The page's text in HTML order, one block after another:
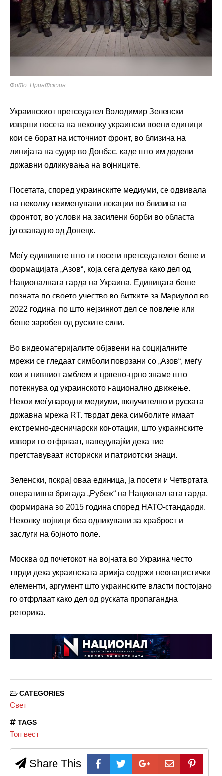
Фото: Принтскрин
Украинскиот претседател Володимир Зеленски
изврши посета на неколку украински воени единици
кои се борат на источниот фронт, во близина на
линијата на судир во Донбас, каде што им додели
државни одликувања на војниците.
Посетата, според украинските медиуми, се одвивала
на неколку неименувани локации во близина на
фронтот, во услови на засилени борби во областа
југозападно од Донецк.
Меѓу единиците што ги посети претседателот беше и
формацијата „Азов“, која сега делува како дел од
Националната гарда на Украина. Единицата беше
позната по своето учество во битките за Мариупол во
2022 година, по што нејзиниот дел се повлече или
беше заробен од руските сили.
Во видеоматеријалите објавени на социјалните
мрежи се гледаат симболи поврзани со „Азов“, меѓу
кои и нивниот амблем и црвено-црно знаме што
потекнува од украинското национално движење.
Некои меѓународни медиуми, вклучително и руската
државна мрежа RT, тврдат дека симболите имаат
екстремно-десничарски конотации, што украинските
извори го отфрлаат, наведувајќи дека тие
претставуваат историски и патриотски знаци.
Зеленски, покрај оваа единица, ја посети и Четвртата
оперативна бригада „Рубеж“ на Националната гарда,
формирана во 2015 година според НАТО-стандарди.
Неколку војници беа одликувани за храброст и
заслуги на бојното поле.
Москва од почетокот на војната во Украина често
тврди дека украинската армија содржи неонацистички
елементи, аргумент што украинските власти постојано
го отфрлаат како дел од руската пропагандна
реторика.
CATEGORIES
Свет
TAGS
Топ вест
Share This